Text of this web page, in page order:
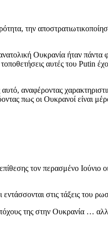
την
Ουκρανία ήταν πάντα
αυτές του Putin
αυτό, αναφέροντας
πως οι Ουκρανοί είναι
τον περασμένο Ιούνιο
στις τάξεις του
της στην Ουκρανία …